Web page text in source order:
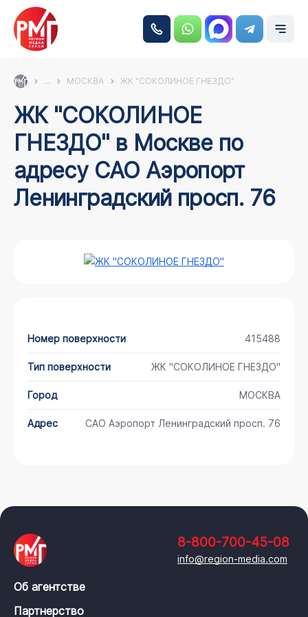
... МОСКВА ЖК "СОКОЛИНОЕ ГНЕЗДО"
ЖК "СОКОЛИНОЕ
ГНЕЗДО" в Москве по
адресу САО Аэропорт
Ленинградский просп. 76
Номер поверхности 415488
Тип поверхности ЖК "СОКОЛИНОЕ ГНЕЗДО"
Город МОСКВА
Адрес САО Аэропорт Ленинградский просп. 76
8-800-700-45-08
info@region-media.com
Об агентстве
Партнерство